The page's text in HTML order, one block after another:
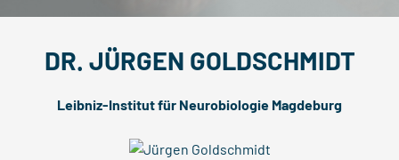
DR. JÜRGEN GOLDSCHMIDT
Leibniz-Institut für Neurobiologie Magdeburg